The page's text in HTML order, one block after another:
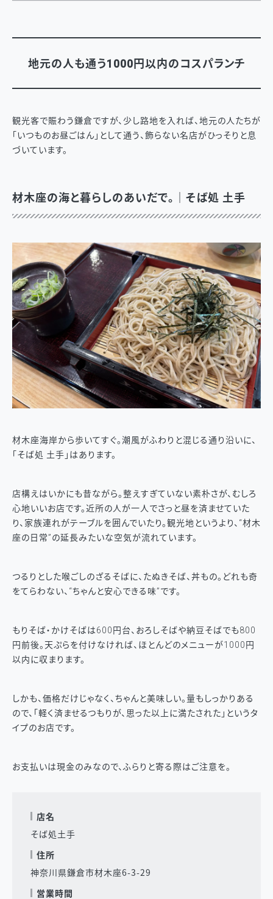
地元の人も通う1000円以内のコスパランチ
観光客で賑わう鎌倉ですが、少し路地を入れば、地元の人たちが
「いつものお昼ごはん」として通う、飾らない名店がひっそりと息
づいています。
材木座の海と暮らしのあいだで。｜そば処 土手
材木座海岸から歩いてすぐ。潮風がふわりと混じる通り沿いに、
「そば処 土手」はあります。
店構えはいかにも昔ながら。整えすぎていない素朴さが、むしろ
心地いいお店です。近所の人が一人でさっと昼を済ませていた
り、家族連れがテーブルを囲んでいたり。観光地というより、“材木
座の日常”の延長みたいな空気が流れています。
つるりとした喉ごしのざるそばに、たぬきそば、丼もの。どれも奇
をてらわない、“ちゃんと安心できる味”です。
もりそば・かけそばは600円台、おろしそばや納豆そばでも800
円前後。天ぷらを付けなければ、ほとんどのメニューが1000円
以内に収まります。
しかも、価格だけじゃなく、ちゃんと美味しい。量もしっかりある
ので、「軽く済ませるつもりが、思った以上に満たされた」というタ
イプのお店です。
お支払いは現金のみなので、ふらりと寄る際はご注意を。
店名
そば処土手
住所
神奈川県鎌倉市材木座6-3-29
営業時間